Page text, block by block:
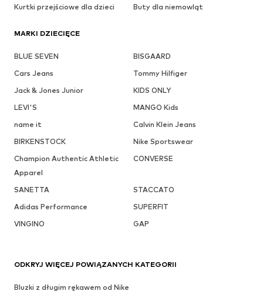
Kurtki przejściowe dla dzieci
Buty dla niemowląt
MARKI DZIECIĘCE
BLUE SEVEN
BISGAARD
Cars Jeans
Tommy Hilfiger
Jack & Jones Junior
KIDS ONLY
LEVI'S
MANGO Kids
name it
Calvin Klein Jeans
BIRKENSTOCK
Nike Sportswear
Champion Authentic Athletic
Apparel
CONVERSE
SANETTA
STACCATO
Adidas Performance
SUPERFIT
VINGINO
GAP
ODKRYJ WIĘCEJ POWIĄZANYCH KATEGORII
Bluzki z długim rękawem od Nike